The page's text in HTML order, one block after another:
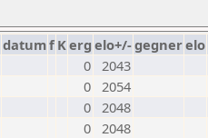
datumf Kerg elo+/-gegnerelo
0 2043
0 2054
0 2048
0 2048